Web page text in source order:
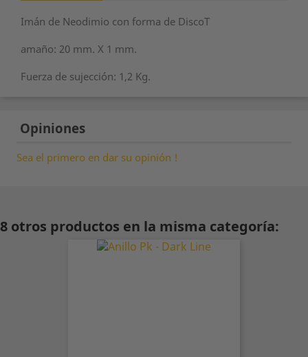
Imán de Neodimio con forma de DiscoT
amaño: 20 mm. X 1 mm.
Fuerza de sujección: 1,2 Kg.
Opiniones
Sea el primero en dar su opinión !
8 otros productos en la misma categoría: